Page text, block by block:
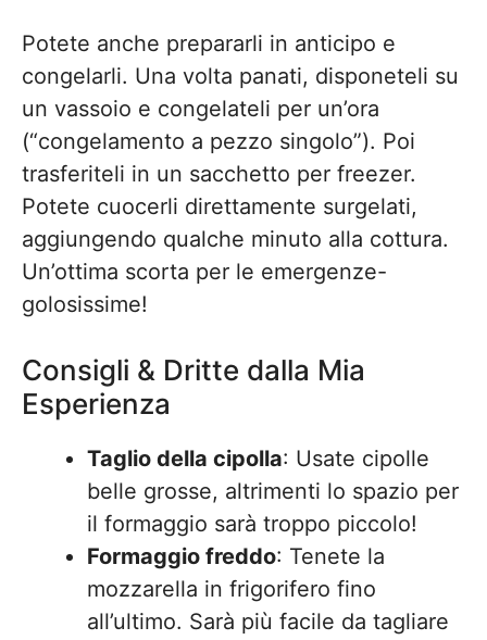
Potete anche prepararli in anticipo e
congelarli. Una volta panati, disponeteli su
un vassoio e congelateli per un’ora
(“congelamento a pezzo singolo”). Poi
trasferiteli in un sacchetto per freezer.
Potete cuocerli direttamente surgelati,
aggiungendo qualche minuto alla cottura.
Un’ottima scorta per le emergenze-
golosissime!
Consigli & Dritte dalla Mia
Esperienza
Taglio della cipolla: Usate cipolle
belle grosse, altrimenti lo spazio per
il formaggio sarà troppo piccolo!
Formaggio freddo: Tenete la
mozzarella in frigorifero fino
all’ultimo. Sarà più facile da tagliare